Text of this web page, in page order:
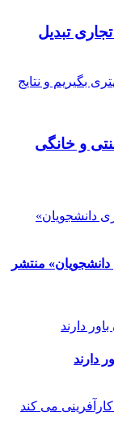
تبدیل
­و خانگی
منتشر
دارند